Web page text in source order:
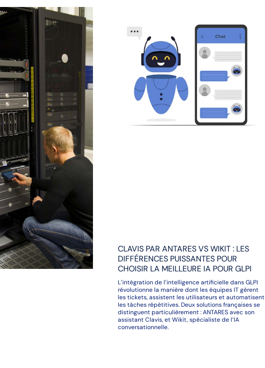
CLAVIS PAR ANTARES VS WIKIT : LES
DIFFÉRENCES PUISSANTES POUR
CHOISIR LA MEILLEURE IA POUR GLPI
L’intégration de l’intelligence artificielle dans GLPI
révolutionne la manière dont les équipes IT gèrent
les tickets, assistent les utilisateurs et automatisent
les tâches répétitives. Deux solutions françaises se
distinguent particulièrement : ANTARES avec son
assistant Clavis, et Wikit, spécialiste de l’IA
conversationnelle.